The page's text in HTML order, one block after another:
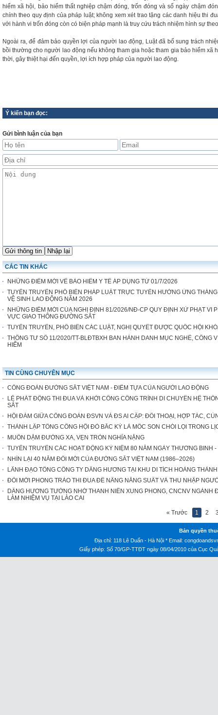
hiểm xã hội, bảo hiểm thất nghiệp chậm đóng, trốn đóng và số ngày chậm
chính theo quy định của pháp luật; không xem xét trao tặng các danh hiệu thi
với hành vi trốn đóng còn có biện pháp mạnh là truy cứu trách nhiệm hình sự
Ngoài ra, để đảm bảo quyền lợi của người lao động, Luật đã bổ sung trách
bồi thường cho người lao động nếu không tham gia hoặc tham gia bảo hiểm xã
thời, gây thiệt hại đến quyền, lợi ích hợp pháp của người lao động.
Ý kiến bạn đọc:
Gửi bình luận của bạn
CÁC TIN KHÁC
NHỮNG ĐIỂM MỚI VỀ BẢO HIỂM Y TẾ ÁP DỤNG TỪ 01/7/2026
TUYÊN TRUYỀN PHỔ BIẾN PHÁP LUẬT TRỰC TUYẾN HƯỞNG ỨNG
VỆ SINH LAO ĐỘNG NĂM 2026
NHỮNG ĐIỂM MỚI CỦA NGHỊ ĐỊNH 81/2026/NĐ-CP QUY ĐỊNH XỬ PHẠT VI
VỰC GIAO THÔNG ĐƯỜNG SẮT
TUYÊN TRUYỀN, PHỔ BIẾN CÁC LUẬT, NGHỊ QUYẾT ĐƯỢC QUỐC HỘI
THÔNG TƯ SỐ 11/2020/TT-BLĐTBXH BAN HÀNH DANH MỤC NGHỀ, CÔNG
HIỂM
TIN CÙNG CHUYÊN MỤC
CÔNG ĐOÀN ĐƯỜNG SẮT VIỆT NAM - ĐIỂM TỰA CỦA NGƯỜI LAO ĐỘNG
LỄ PHÁT ĐỘNG THI ĐUA VÀ KHỞI CÔNG CÔNG TRÌNH DI CHUYỂN HỆ
SẮT
HỘI ĐÀM GIỮA CÔNG ĐOÀN ĐSVN VÀ ĐS AI CẬP: ĐỐI THOẠI, HỢP TÁC,
THÀNH LẬP TỔNG CÔNG HỘI ĐỎ BẮC KỲ LÀ MỐC SON CHÓI LỌI TRONG
MUÔN DẶM ĐƯỜNG XA, VẸN TRÒN NGHĨA NẶNG
TUYÊN TRUYỀN CÁC HOẠT ĐỘNG KỶ NIỆM 80 NĂM NGÀY THƯƠNG BINH
NHÌN LẠI 40 NĂM ĐỔI MỚI CỦA ĐƯỜNG SẮT VIỆT NAM (1986–2026)
LÃNH ĐẠO TỔNG CÔNG TY DÂNG HƯƠNG TẠI KHU DI TÍCH HOÀNG
ĐỔI MỚI PHONG TRÀO THI ĐUA ĐỂ NÂNG NĂNG SUẤT VÀ THU NHẬP
DÂNG HƯƠNG TƯỞNG NHỚ THANH NIÊN XUNG PHONG, CNCNV NGÀNH
LÀM NHIỆM VỤ TẠI LÀO CAI
« Trước 1 2
Bản quyền
Địa chỉ: 118 Lê Duẩn - Hà Nội * Email:
Giấy phép: Số 70/GP-TTĐT ngày 08/04/2010 của Cục